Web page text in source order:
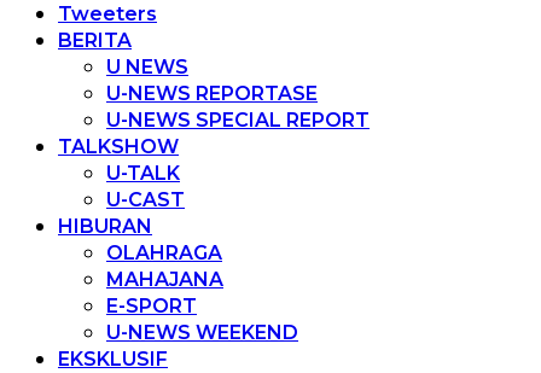
Tweeters
BERITA
U NEWS
U-NEWS REPORTASE
U-NEWS SPECIAL REPORT
TALKSHOW
U-TALK
U-CAST
HIBURAN
OLAHRAGA
MAHAJANA
E-SPORT
U-NEWS WEEKEND
EKSKLUSIF